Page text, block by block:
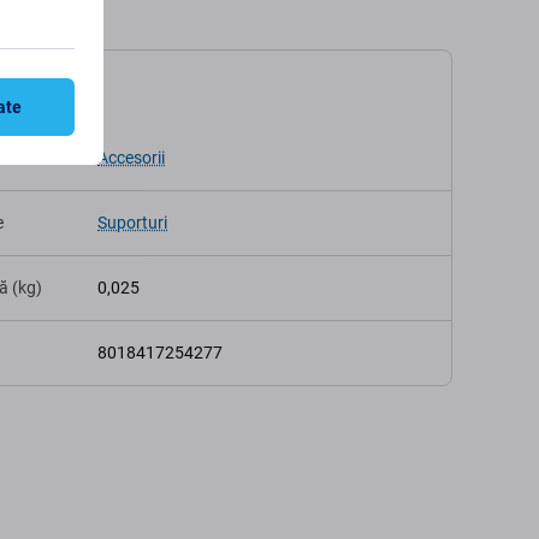
Accesorii
Suporturi
(kg) 0,025
8018417254277